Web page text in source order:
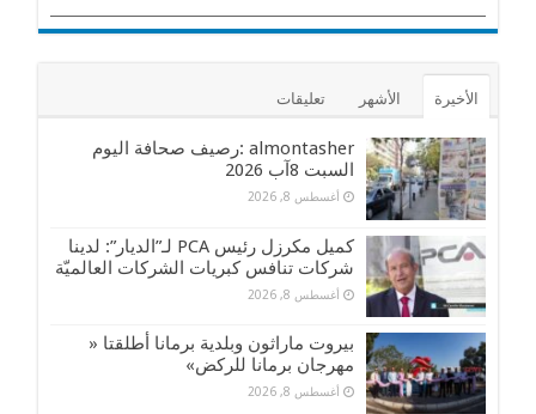
الأخيرة الأشهر تعليقات
almontasher :رصيف صحافة اليوم
السبت 8آب 2026
أغسطس 8, 2026
كميل مكرزل رئيس PCA لـ”الديار”: لدينا
شركات تنافس كبريات الشركات العالميّة
أغسطس 8, 2026
بيروت ماراثون وبلدية برمانا أطلقتا «
مهرجان برمانا للركض»
أغسطس 8, 2026